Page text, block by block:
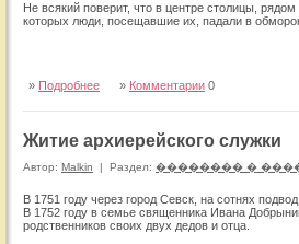
Не всякий поверит, что в центре столицы,
которых люди, посещавшие их, падали в
» Подробнее » Комментарии 0
Житие архиерейского служки
Автор: Malkin | Раздел: �������� �
В 1751 году через город Севск, на сотнях
В 1752 году в семье священника Ивана
родственни­ков своих двух дедов и отца.